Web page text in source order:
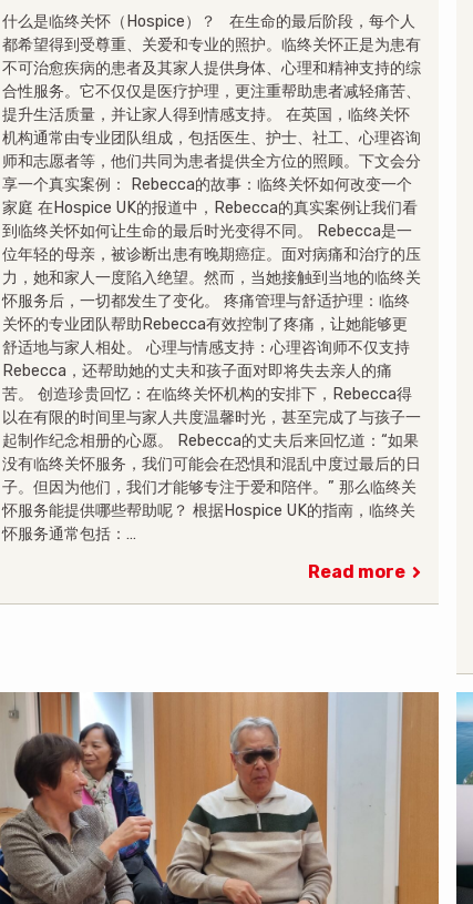
什么是临终关怀（Hospice）？ 在生命的最后阶段，每个人
都希望得到受尊重、关爱和专业的照护。临终关怀正是为患有
不可治愈疾病的患者及其家人提供身体、心理和精神支持的综
合性服务。它不仅仅是医疗护理，更注重帮助患者减轻痛苦、
提升生活质量，并让家人得到情感支持。 在英国，临终关怀
机构通常由专业团队组成，包括医生、护士、社工、心理咨询
师和志愿者等，他们共同为患者提供全方位的照顾。下文会分
享一个真实案例： Rebecca的故事：临终关怀如何改变一个
家庭 在Hospice UK的报道中，Rebecca的真实案例让我们看
到临终关怀如何让生命的最后时光变得不同。 Rebecca是一
位年轻的母亲，被诊断出患有晚期癌症。面对病痛和治疗的压
力，她和家人一度陷入绝望。然而，当她接触到当地的临终关
怀服务后，一切都发生了变化。 疼痛管理与舒适护理：临终
关怀的专业团队帮助Rebecca有效控制了疼痛，让她能够更
舒适地与家人相处。 心理与情感支持：心理咨询师不仅支持
Rebecca，还帮助她的丈夫和孩子面对即将失去亲人的痛
苦。 创造珍贵回忆：在临终关怀机构的安排下，Rebecca得
以在有限的时间里与家人共度温馨时光，甚至完成了与孩子一
起制作纪念相册的心愿。 Rebecca的丈夫后来回忆道：“如果
没有临终关怀服务，我们可能会在恐惧和混乱中度过最后的日
子。但因为他们，我们才能够专注于爱和陪伴。” 那么临终关
怀服务能提供哪些帮助呢？ 根据Hospice UK的指南，临终关
怀服务通常包括：…
Read more